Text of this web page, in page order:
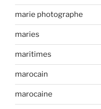
marie photographe
maries
maritimes
marocain
marocaine